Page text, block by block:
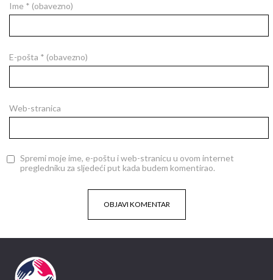
Ime * (obavezno)
E-pošta * (obavezno)
Web-stranica
Spremi moje ime, e-poštu i web-stranicu u ovom internet
pregledniku za sljedeći put kada budem komentirao.